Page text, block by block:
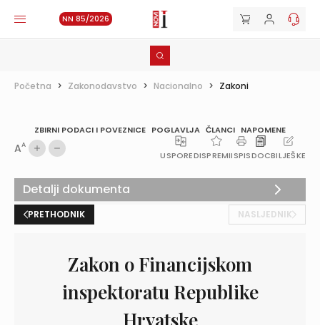
NN 85/2026
Početna > Zakonodavstvo > Nacionalno > Zakoni
ZBIRNI PODACI I POVEZNICE POGLAVLJA ČLANCI NAPOMENE
AA
USPOREDISPREMIISPISDOCBILJEŠKE
PRETHODNIK NASLJEDNIK
Zakon o Financijskom
inspektoratu Republike
Hrvatske
Detalji dokumenta